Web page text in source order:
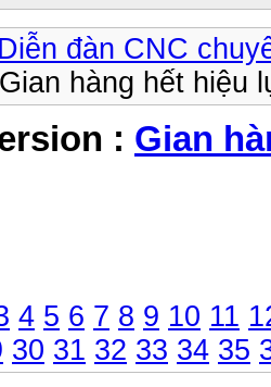
đàn CNC
hàng hết hiệu
: Gian
4 5 6 7 8 9 10 11
30 31 32 33 34 35